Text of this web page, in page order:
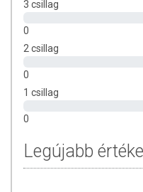
összetevők bármelyikére
jelentkezik, függessze
3 csillag
0
2 csillag
0
1 csillag
0
Legújabb